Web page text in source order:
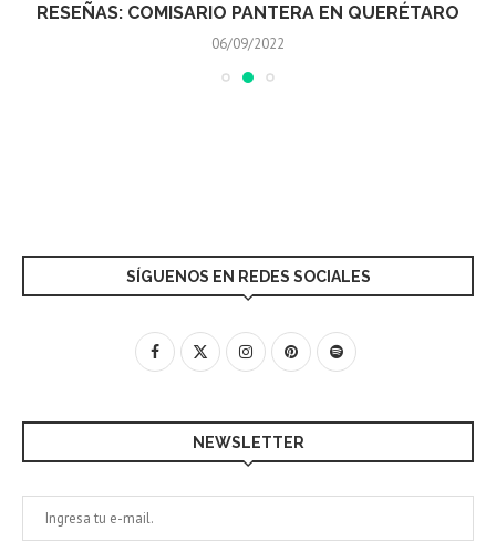
RESEÑAS: COMISARIO PANTERA EN QUERÉTARO
06/09/2022
SÍGUENOS EN REDES SOCIALES
NEWSLETTER